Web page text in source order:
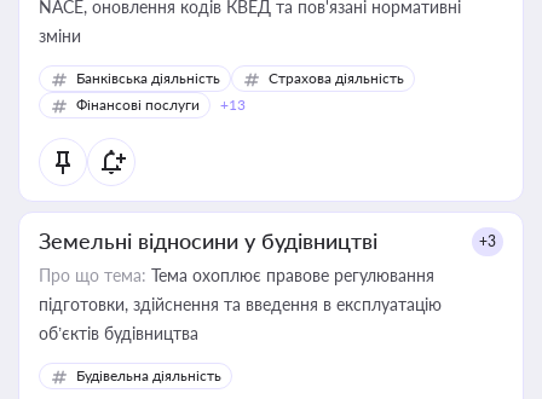
NACE, оновлення кодів КВЕД та пов'язані нормативні
зміни
Банківська діяльність
Страхова діяльність
Фінансові послуги
+13
Земельні відносини у будівництві +3
Про що тема: Тема охоплює правове регулювання
підготовки, здійснення та введення в експлуатацію
об’єктів будівництва
Будівельна діяльність